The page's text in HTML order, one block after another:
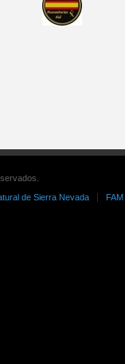
de Sierra Nevada FAM